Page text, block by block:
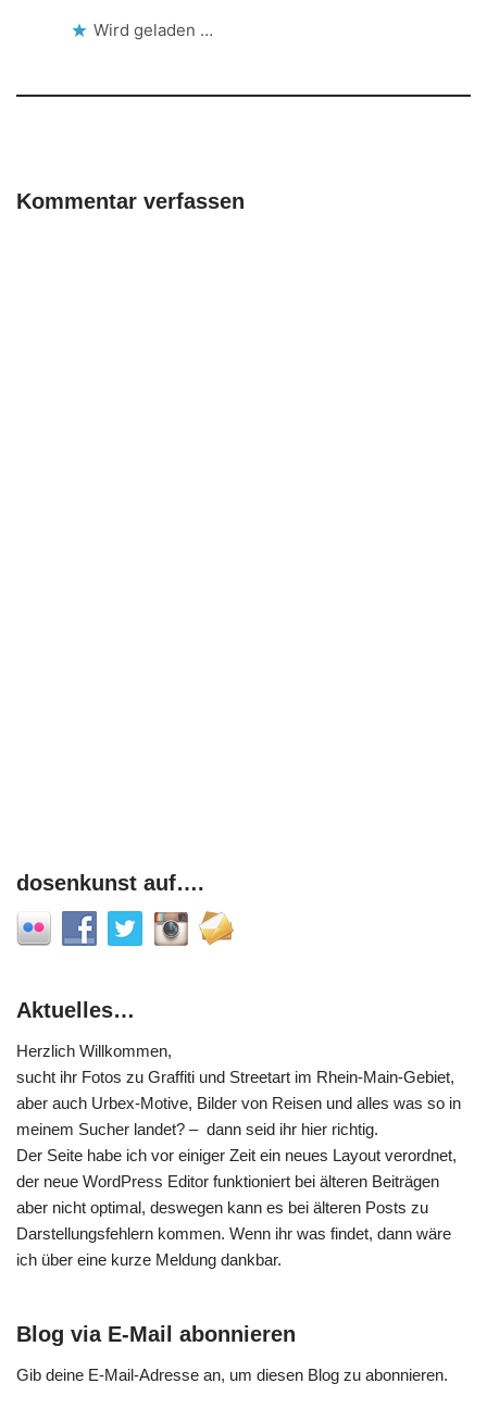
Wird geladen …
Kommentar verfassen
dosenkunst auf….
Aktuelles…
Herzlich Willkommen,
sucht ihr Fotos zu Graffiti und Streetart im Rhein-Main-Gebiet,
aber auch Urbex-Motive, Bilder von Reisen und alles was so in
meinem Sucher landet? – dann seid ihr hier richtig.
Der Seite habe ich vor einiger Zeit ein neues Layout verordnet,
der neue WordPress Editor funktioniert bei älteren Beiträgen
aber nicht optimal, deswegen kann es bei älteren Posts zu
Darstellungsfehlern kommen. Wenn ihr was findet, dann wäre
ich über eine kurze Meldung dankbar.
Blog via E-Mail abonnieren
Gib deine E-Mail-Adresse an, um diesen Blog zu abonnieren.